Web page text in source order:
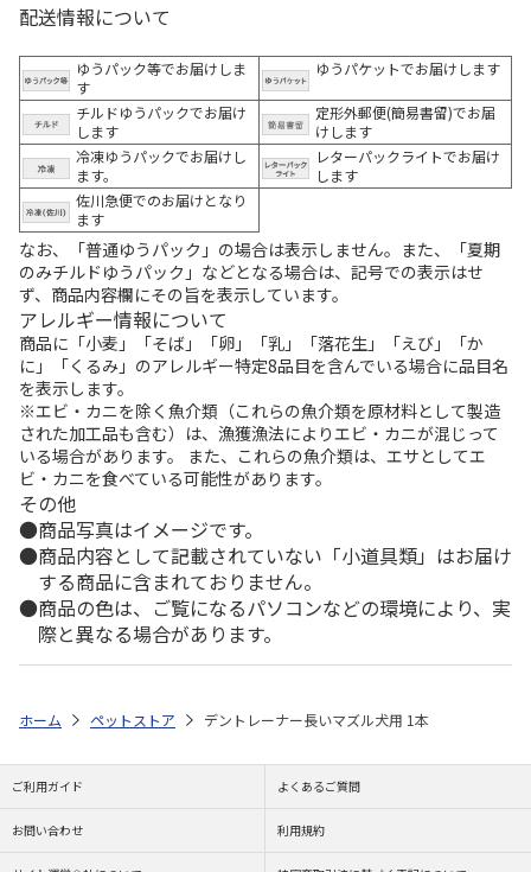
配送情報について
ゆうパック等でお届けしま
す
ゆうパケットでお届けします
チルドゆうパックでお届け
します
定形外郵便(簡易書留)でお届
けします
冷凍ゆうパックでお届けし
ます。
レターパックライトでお届け
します
佐川急便でのお届けとなり
ます
なお、「普通ゆうパック」の場合は表示しません。また、「夏期
のみチルドゆうパック」などとなる場合は、記号での表示はせ
ず、商品内容欄にその旨を表示しています。
アレルギー情報について
商品に「小麦」「そば」「卵」「乳」「落花生」「えび」「か
に」「くるみ」のアレルギー特定8品目を含んでいる場合に品目名
を表示します。
※エビ・カニを除く魚介類（これらの魚介類を原材料として製造
された加工品も含む）は、漁獲漁法によりエビ・カニが混じって
いる場合があります。 また、これらの魚介類は、エサとしてエ
ビ・カニを食べている可能性があります。
その他
商品写真はイメージです。
商品内容として記載されていない「小道具類」はお届け
する商品に含まれておりません。
商品の色は、ご覧になるパソコンなどの環境により、実
際と異なる場合があります。
ホーム ペットストア デントレーナー長いマズル犬用 1本
ご利用ガイド よくあるご質問
お問い合わせ 利用規約